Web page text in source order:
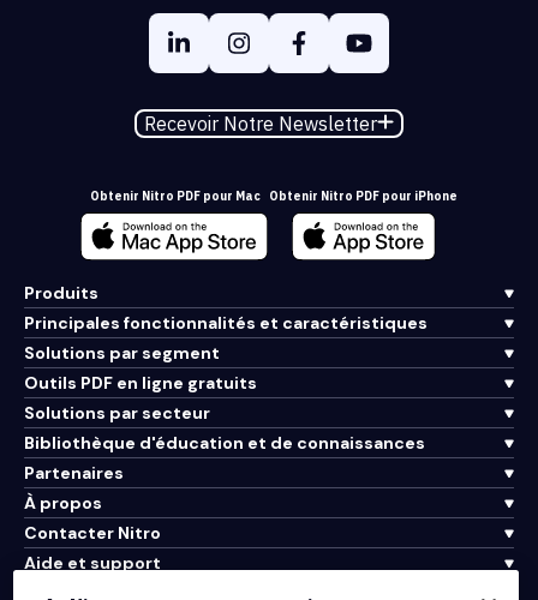
Recevoir Notre Newsletter
Obtenir Nitro PDF pour Mac Obtenir Nitro PDF pour iPhone
Produits
Principales fonctionnalités et caractéristiques
Solutions par segment
Outils PDF en ligne gratuits
Solutions par secteur
Bibliothèque d'éducation et de connaissances
Partenaires
À propos
Contacter Nitro
Aide et support